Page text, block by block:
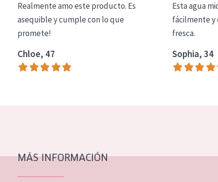
Limpieza
COLECCIÓN
Essentials
Lift+
Piel normal y seca
Piel mixata o grasa
Realmente amo este producto. Es
asequible y cumple con lo que
promete!
Chloe, 47
Esta agua
fácilmente y
fresca.
Sophia, 34
MÁS INFORMACIÓN